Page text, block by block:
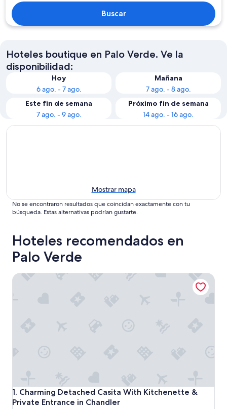
Buscar
Hoteles boutique en Palo Verde. Ve la
disponibilidad:
Hoy
6 ago. - 7 ago.
Mañana
7 ago. - 8 ago.
Este fin de semana
7 ago. - 9 ago.
Próximo fin de semana
14 ago. - 16 ago.
Mostrar mapa
No se encontraron resultados que coincidan exactamente con tu
búsqueda. Estas alternativas podrían gustarte.
Hoteles recomendados en
Palo Verde
1. Charming Detached Casita With Kitchenette &
Private Entrance in Chandler
Charming Detached Casita With Kitchenette & Private
Charming Detached Casita With Kitchenette & Private